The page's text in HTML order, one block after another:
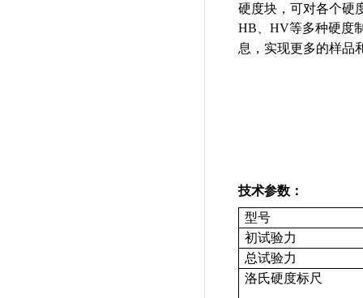
硬度块，可对各个硬
HB、HV等多种硬度
息，实现更多的样品
技术参数：
型号
初试验力
总试验力
洛氏硬度标尺